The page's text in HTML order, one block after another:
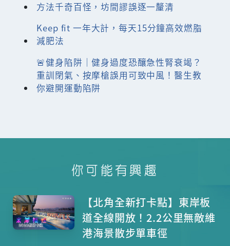
方法千奇百怪，坊間謬誤逐一釐清
Keep fit 一年大計，每天15分鐘高效燃脂
減肥法
🚨健身陷阱｜健身過度恐釀急性腎衰竭？
重訓閉氣、按摩槍誤用可致中風！醫生教
你避開運動陷阱
你可能有興趣
【北角全新打卡點】東岸板
道全線開放！2.2公里無敵維
港海景散步單車徑